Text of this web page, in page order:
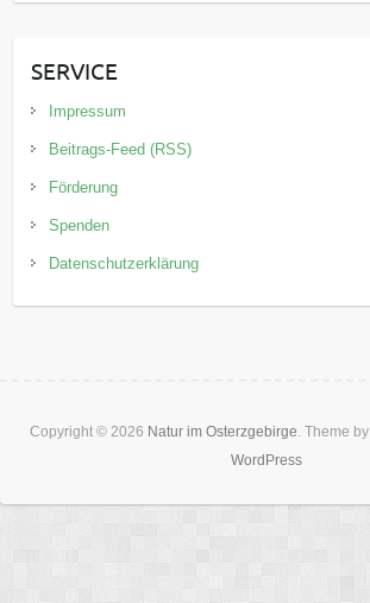
SERVICE
Impressum
Beitrags-Feed (RSS)
Förderung
Spenden
Datenschutzerklärung
Copyright © 2026 Natur im Osterzgebirge. Theme by
WordPress